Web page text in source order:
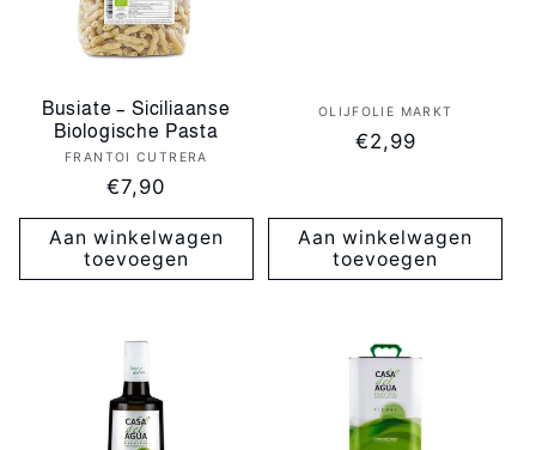
Busiate – Siciliaanse
Biologische Pasta
Verkoper:
FRANTOI CUTRERA
Normale
prijs
€7,90
Aan winkelwagen
toevoegen
Verkoper:
OLIJFOLIE MARKT
Normale
€2,99
Aan winkelwagen
toevoegen